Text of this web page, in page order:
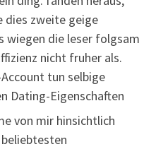
dies zweite geige
wiegen die leser folgsam
nicht fruher als.
tun selbige
Dating-Eigenschaften
von mir hinsichtlich